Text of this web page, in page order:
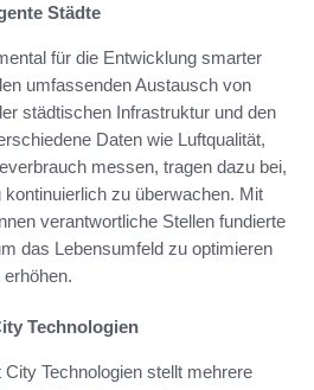
Städte
für die Entwicklung smarter
umfassenden Austausch von
städtischen Infrastruktur und den
Daten wie Luftqualität,
messen, tragen dazu bei,
zu überwachen. Mit
verantwortliche Stellen fundierte
das Lebensumfeld zu optimieren
Technologien
Technologien stellt mehrere